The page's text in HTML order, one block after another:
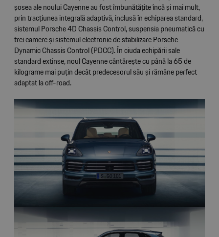
șosea ale noului Cayenne au fost îmbunătățite încă și mai mult,
prin tracțiunea integrală adaptivă, inclusă în echiparea standard,
sistemul Porsche 4D Chassis Control, suspensia pneumatică cu
trei camere și sistemul electronic de stabilizare Porsche
Dynamic Chassis Control (PDCC). În ciuda echipării sale
standard extinse, noul Cayenne cântărește cu până la 65 de
kilograme mai puțin decât predecesorul său și rămâne perfect
adaptat la off-road.